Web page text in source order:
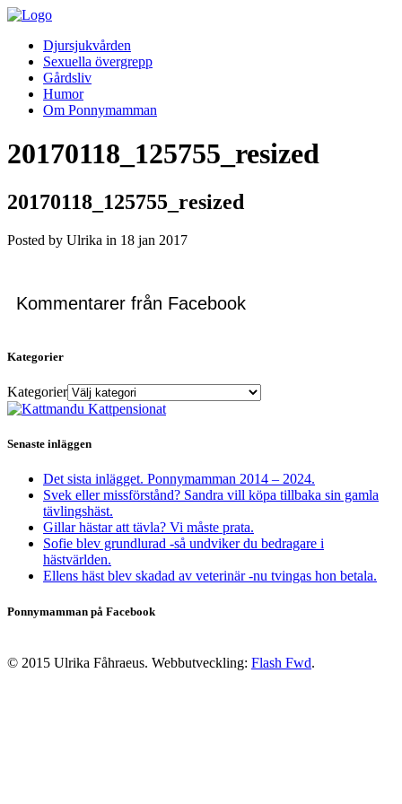
Djursjukvården
Sexuella övergrepp
Gårdsliv
Humor
Om Ponnymamman
20170118_125755_resized
20170118_125755_resized
Posted by Ulrika in 18 jan 2017
Kommentarer från Facebook
Kategorier
Kategorier
Senaste inläggen
Det sista inlägget. Ponnymamman 2014 – 2024.
Svek eller missförstånd? Sandra vill köpa tillbaka sin gamla
tävlingshäst.
Gillar hästar att tävla? Vi måste prata.
Sofie blev grundlurad -så undviker du bedragare i
hästvärlden.
Ellens häst blev skadad av veterinär -nu tvingas hon betala.
Ponnymamman på Facebook
© 2015 Ulrika Fåhraeus. Webbutveckling: Flash Fwd.